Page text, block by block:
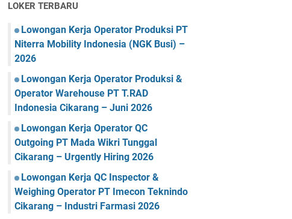
LOKER TERBARU
Lowongan Kerja Operator Produksi PT
Niterra Mobility Indonesia (NGK Busi) –
2026
Lowongan Kerja Operator Produksi &
Operator Warehouse PT T.RAD
Indonesia Cikarang – Juni 2026
Lowongan Kerja Operator QC
Outgoing PT Mada Wikri Tunggal
Cikarang – Urgently Hiring 2026
Lowongan Kerja QC Inspector &
Weighing Operator PT Imecon Teknindo
Cikarang – Industri Farmasi 2026